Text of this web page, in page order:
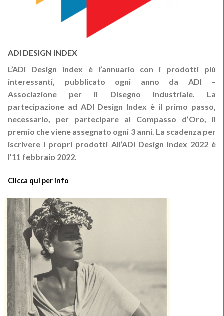
ADI DESIGN INDEX
L’ADI Design Index è l’annuario con i prodotti più
interessanti, pubblicato ogni anno da ADI –
Associazione per il Disegno Industriale. La
partecipazione ad ADI Design Index è il primo passo,
necessario, per partecipare al Compasso d’Oro, il
premio che viene assegnato ogni 3 anni. La scadenza per
iscrivere i propri prodotti All’ADI Design Index 2022 è
l’11 febbraio 2022.
Clicca qui per info